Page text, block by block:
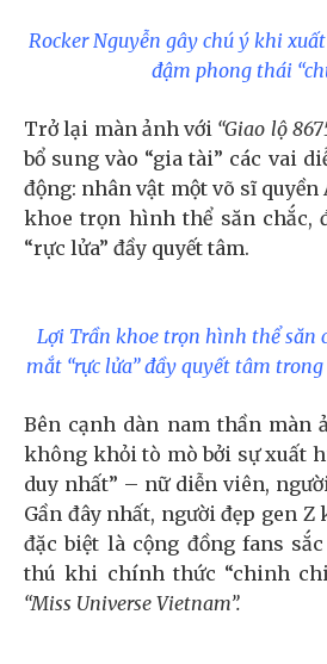
Rocker Nguyễn gây chú ý khi
đậm phong thái
Trở lại màn ảnh với “Giao lộ
bổ sung vào “gia tài” các vai
động: nhân vật một võ sĩ
khoe trọn hình thể săn chắc,
“rực lửa” đầy quyết tâm.
Lợi Trần khoe trọn hình thể săn
mắt “rực lửa” đầy quyết tâm
Bên cạnh dàn nam thần màn
không khỏi tò mò bởi sự xuất
duy nhất” – nữ diễn viên,
Gần đây nhất, người đẹp gen Z
đặc biệt là cộng đồng fans
thú khi chính thức “chinh
“Miss Universe Vietnam”.